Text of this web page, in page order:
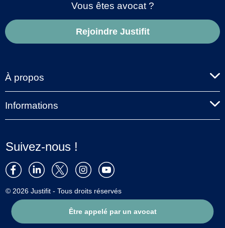
Être appelé par un avocat
Vous êtes avocat ?
Rejoindre Justifit
À propos
Informations
Suivez-nous !
© 2026 Justifit - Tous droits réservés